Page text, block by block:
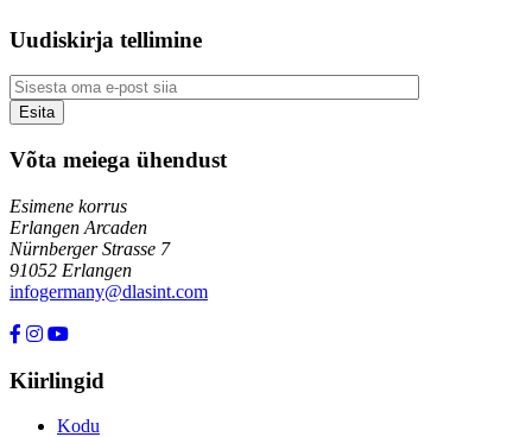
Uudiskirja tellimine
Võta meiega ühendust
Esimene korrus
Erlangen Arcaden
Nürnberger Strasse 7
91052 Erlangen
infogermany@dlasint.com
Kiirlingid
Kodu